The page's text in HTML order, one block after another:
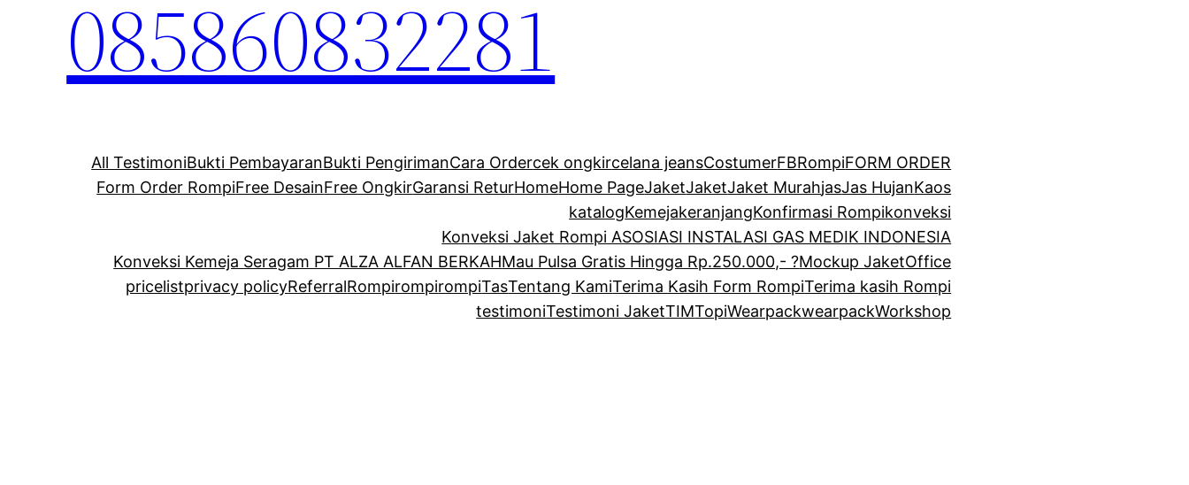
085860832281
All TestimoniBukti PembayaranBukti PengirimanCara Ordercek ongkircelana jeansCostumerFBRompiFORM ORDER
Form Order RompiFree DesainFree OngkirGaransi ReturHomeHome PageJaketJaketJaket MurahjasJas HujanKaos
katalogKemejakeranjangKonfirmasi Rompikonveksi
Konveksi Jaket Rompi ASOSIASI INSTALASI GAS MEDIK INDONESIA
Konveksi Kemeja Seragam PT ALZA ALFAN BERKAHMau Pulsa Gratis Hingga Rp.250.000,- ?Mockup JaketOffice
pricelistprivacy policyReferralRompirompirompiTasTentang KamiTerima Kasih Form RompiTerima kasih Rompi
testimoniTestimoni JaketTIMTopiWearpackwearpackWorkshop